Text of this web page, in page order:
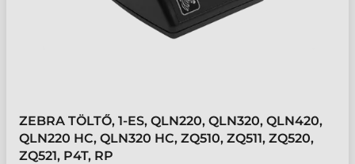
ZEBRA TÖLTŐ, 1-ES, QLN220, QLN320, QLN420,
QLN220 HC, QLN320 HC, ZQ510, ZQ511, ZQ520,
ZQ521, P4T, RP